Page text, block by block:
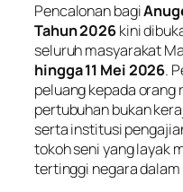
Pencalonan bagi
Tahun 2026kini
seluruh masyarakat
hingga 11 Mei 2026.
peluang kepada orang
pertubuhan bukan
serta institusi
tokoh seni yang layak
tertinggi negara dalam